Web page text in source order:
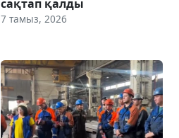
сақтап қалды
7 тамыз, 2026